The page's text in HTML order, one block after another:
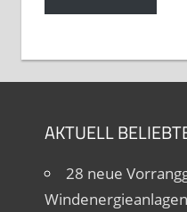
AKTUELL
28 neue
Windenergieanlagen